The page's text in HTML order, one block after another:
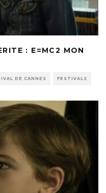
: E=MC2 MON
DE CANNES FESTIVALS